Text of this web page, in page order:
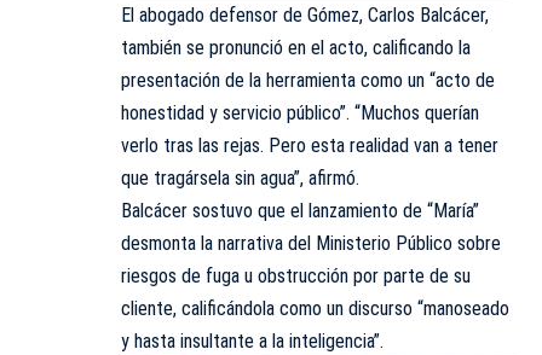
El abogado defensor de Gómez, Carlos Balcácer,
también se pronunció en el acto, calificando la
presentación de la herramienta como un “acto de
honestidad y servicio público”. “Muchos querían
verlo tras las rejas. Pero esta realidad van a tener
que tragársela sin agua”, afirmó.
Balcácer sostuvo que el lanzamiento de “María”
desmonta la narrativa del Ministerio Público sobre
riesgos de fuga u obstrucción por parte de su
cliente, calificándola como un discurso “manoseado
y hasta insultante a la inteligencia”.